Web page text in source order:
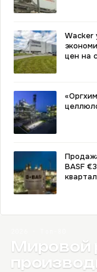
Wacker
цен на
BASF
Мировой